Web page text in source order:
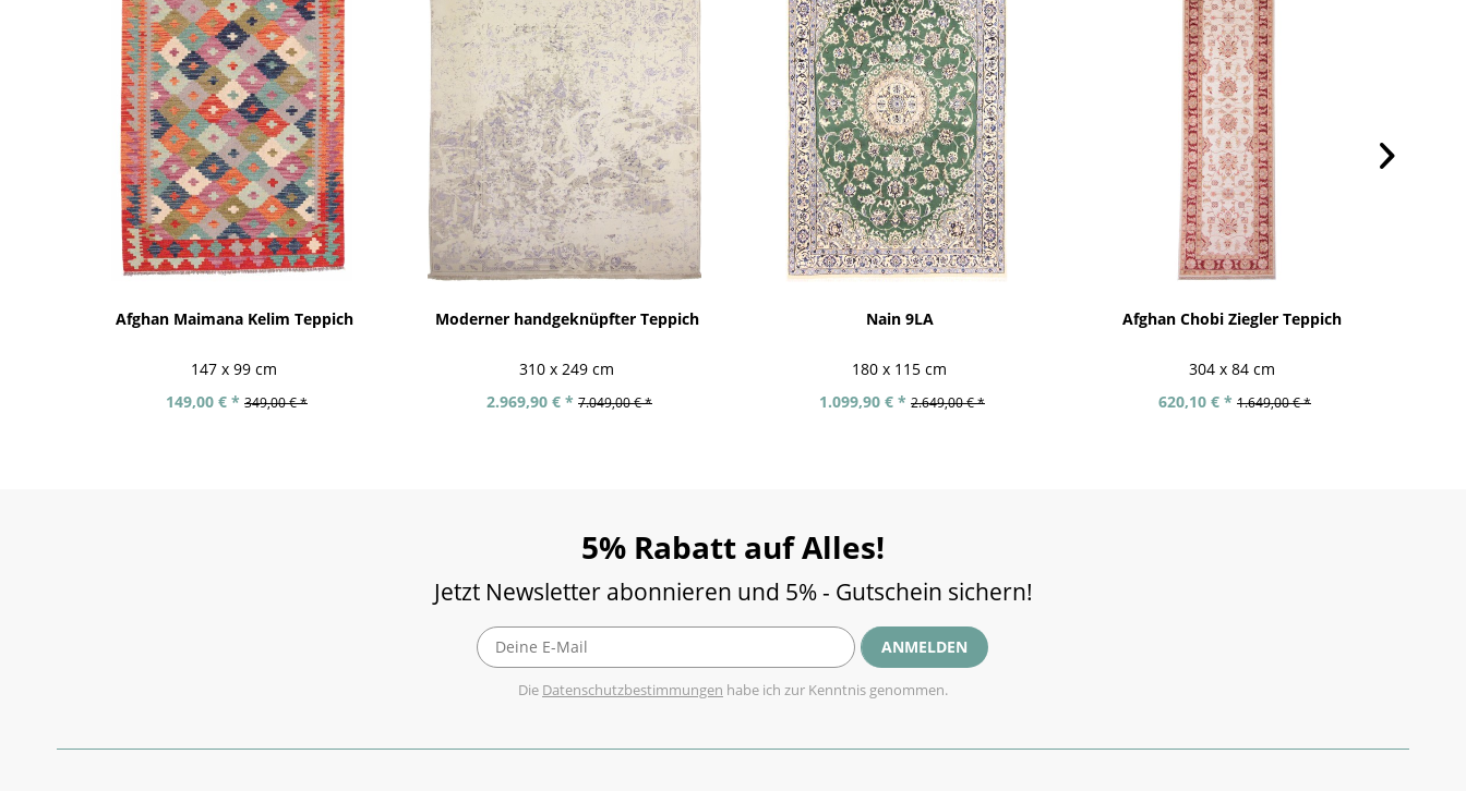
Afghan Maimana Kelim Teppich
147 x 99 cm
149,00 € * 349,00 € *
Moderner handgeknüpfter Teppich
310 x 249 cm
2.969,90 € * 7.049,00 € *
Nain 9LA
180 x 115 cm
1.099,90 € * 2.649,00 € *
Afghan Chobi Ziegler Teppich
304 x 84 cm
620,10 € * 1.649,00 € *
5% Rabatt auf Alles!
Jetzt Newsletter abonnieren und 5% - Gutschein sichern!
ANMELDEN
Die Datenschutzbestimmungen habe ich zur Kenntnis genommen.